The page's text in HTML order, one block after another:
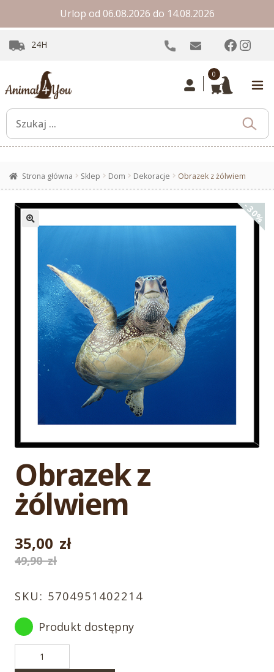
Urlop od 06.08.2026 do 14.08.2026
24H
0
Strona główna Sklep Dom Dekoracje Obrazek z żólwiem
-30%
Obrazek z
żólwiem
Pierwotna
cena
49,90 zł.
35,00 zł
Aktualna
wynosi:
35,00 zł.
49,90zł
SKU: 5704951402214
Produkt dostępny
Obrazek